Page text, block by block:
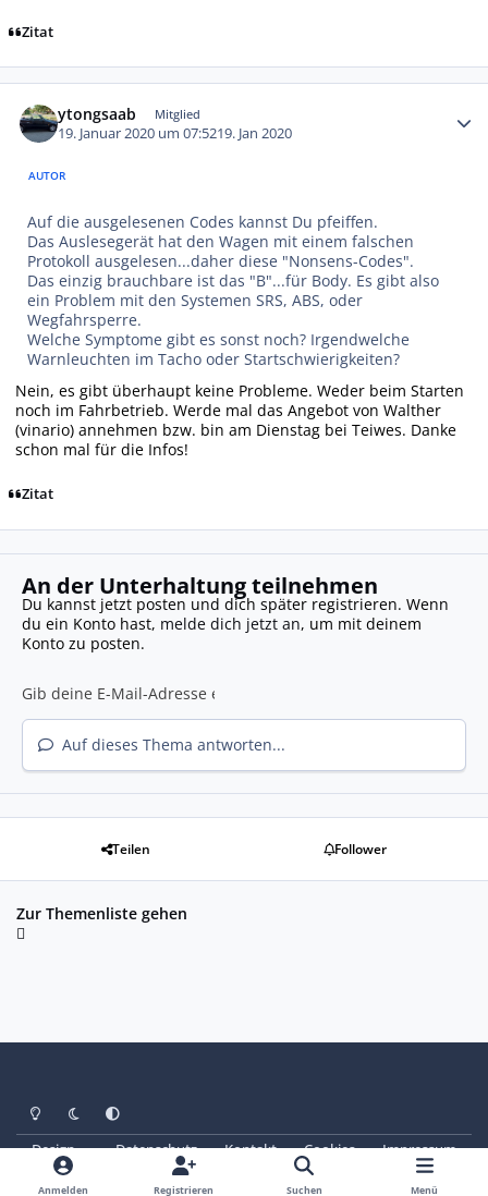
Zitat
ytongsaab Mitglied
19. Januar 2020 um 07:5219. Jan 2020
AUTOR
Auf die ausgelesenen Codes kannst Du pfeiffen.
Das Auslesegerät hat den Wagen mit einem falschen
Protokoll ausgelesen...daher diese "Nonsens-Codes".
Das einzig brauchbare ist das "B"...für Body. Es gibt also
ein Problem mit den Systemen SRS, ABS, oder
Wegfahrsperre.
Welche Symptome gibt es sonst noch? Irgendwelche
Warnleuchten im Tacho oder Startschwierigkeiten?
Nein, es gibt überhaupt keine Probleme. Weder beim Starten
noch im Fahrbetrieb. Werde mal das Angebot von Walther
(vinario) annehmen bzw. bin am Dienstag bei Teiwes. Danke
schon mal für die Infos!
Zitat
An der Unterhaltung teilnehmen
Du kannst jetzt posten und dich später registrieren. Wenn
du ein Konto hast, melde dich jetzt an, um mit deinem
Konto zu posten.
Auf dieses Thema antworten...
Teilen Follower
Zur Themenliste gehen
Heller ModusDunkler Modus
Systemeinstellung
Design Datenschutz Kontakt Cookies
Impressum
© Copyright 2025 - SAABoteure e. V.
Powered by Invision Community
Anmelden Registrieren Suchen Menü